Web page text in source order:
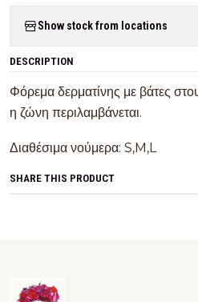
Show stock from locations
DESCRIPTION
Φόρεμα δερματίνης με βάτες
η ζώνη περιλαμβάνεται.
Διαθέσιμα νούμερα: S,M,L
SHARE THIS PRODUCT